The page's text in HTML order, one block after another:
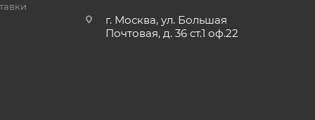
г. Москва, ул. Большая
Почтовая, д. 36 ст.1 оф.22